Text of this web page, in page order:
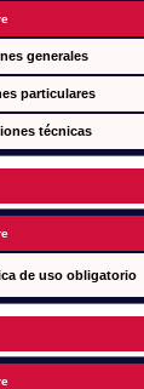
generales
particulares
técnicas
de uso obligatorio